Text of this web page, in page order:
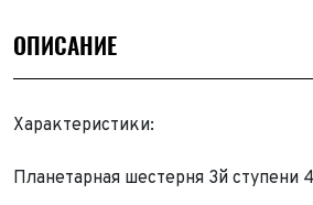
ОПИСАНИЕ
Характеристики:
Планетарная шестерня 3й ступени